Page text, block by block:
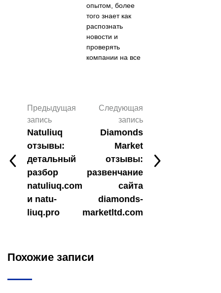
опытом, более
того знает как
распознать
новости и
проверять
компании на все
Предыдущая
запись
Natuliuq
отзывы:
детальный
разбор
natuliuq.com
и natu-
liuq.pro
Следующая
запись
Diamonds
Market
отзывы:
развенчание
сайта
diamonds-
marketltd.com
Похожие записи